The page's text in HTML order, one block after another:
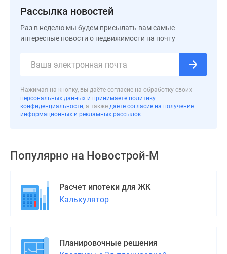
Подмосковья
Студии
комнатные
комнатные
комнатные
Квартиры
калькулятор
Семейная
Военная
ипотека
Банки
программы
Рассылка новостей
Раз в неделю мы будем присылать вам самые
интересные новости о недвижимости на почту
Нажимая на кнопку, вы даёте согласие на обработку своих
персональных данных и принимаете политику
конфиденциальности, а также даёте согласие на получение
информационных и рекламных рассылок
Популярно на Новострой-М
Расчет ипотеки для ЖК
Калькулятор
Планировочные решения